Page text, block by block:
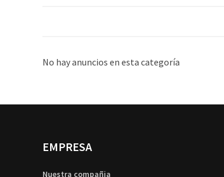
No hay anuncios en esta categoría
EMPRESA
Nuestra compañia